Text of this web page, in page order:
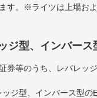
す。※ライツは上場お
ジ型、インバー
証券等のうち、レバレ
ッジ型、インバース型